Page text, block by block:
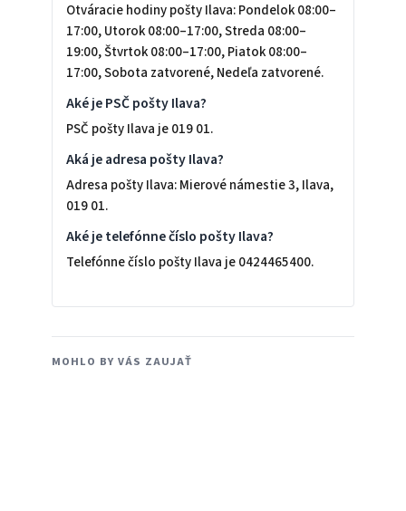
Otváracie hodiny pošty Ilava: Pondelok 08:00–
17:00, Utorok 08:00–17:00, Streda 08:00–
19:00, Štvrtok 08:00–17:00, Piatok 08:00–
17:00, Sobota zatvorené, Nedeľa zatvorené.
Aké je PSČ pošty Ilava?
PSČ pošty Ilava je 019 01.
Aká je adresa pošty Ilava?
Adresa pošty Ilava: Mierové námestie 3, Ilava,
019 01.
Aké je telefónne číslo pošty Ilava?
Telefónne číslo pošty Ilava je 0424465400.
MOHLO BY VÁS ZAUJAŤ